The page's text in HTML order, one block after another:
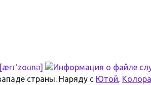
страны. Наряду с Ютой,